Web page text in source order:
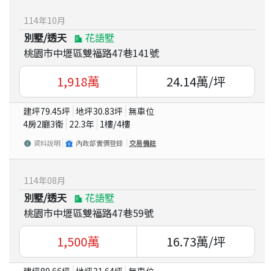
114年10月
別墅/透天
花語墅
桃園市中壢區雙福路47巷141號
1,918萬 24.14萬/坪
建坪79.45坪 地坪30.83坪 無車位
4房2廳3衛 22.3年 1樓/4樓
資料說明 內政部實價登錄 交易備註
114年08月
別墅/透天
花語墅
桃園市中壢區雙福路47巷59號
1,500萬 16.73萬/坪